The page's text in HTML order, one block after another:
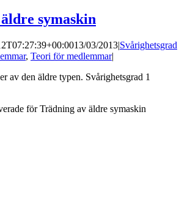
symaskin
13/03/2013|Svårighetsgrad
, Teori för medlemmar|
av den äldre typen. Svårighetsgrad 1
för Trädning av äldre symaskin